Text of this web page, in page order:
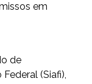
em
de
(Siafi),